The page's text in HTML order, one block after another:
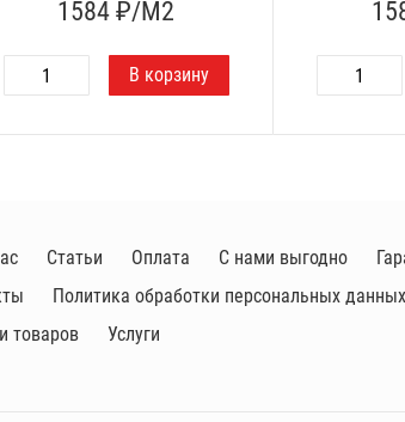
1584₽/М2
Статьи Оплата С нами выгодно
Политика обработки персональных данных
товаров
Услуги